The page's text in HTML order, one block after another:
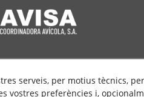
AVÍS LEGAL
POLÍTICA DE
serveis, per motius tècnics,
vostres preferències i,